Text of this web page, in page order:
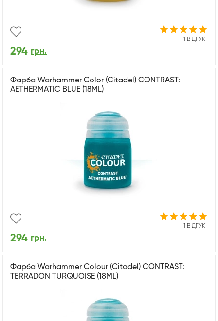
1 ВІДГУК
294 грн.
Фарба Warhammer Color (Citadel) CONTRAST:
AETHERMATIC BLUE (18ML)
1 ВІДГУК
294 грн.
Фарба Warhammer Colour (Citadel) CONTRAST:
TERRADON TURQUOISE (18ML)